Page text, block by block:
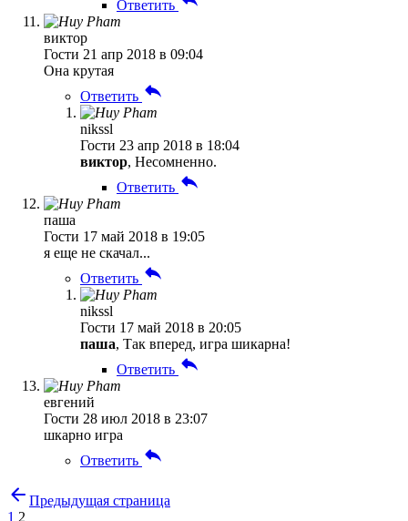
Ответить
виктор
Гости 21 апр 2018 в 09:04
Она крутая
Ответить
nikssl
Гости 23 апр 2018 в 18:04
виктор, Несомненно.
Ответить
паша
Гости 17 май 2018 в 19:05
я еще не скачал...
Ответить
nikssl
Гости 17 май 2018 в 20:05
паша, Так вперед, игра шикарна!
Ответить
евгений
Гости 28 июл 2018 в 23:07
шкарно игра
Ответить
Предыдущая страница
1 2